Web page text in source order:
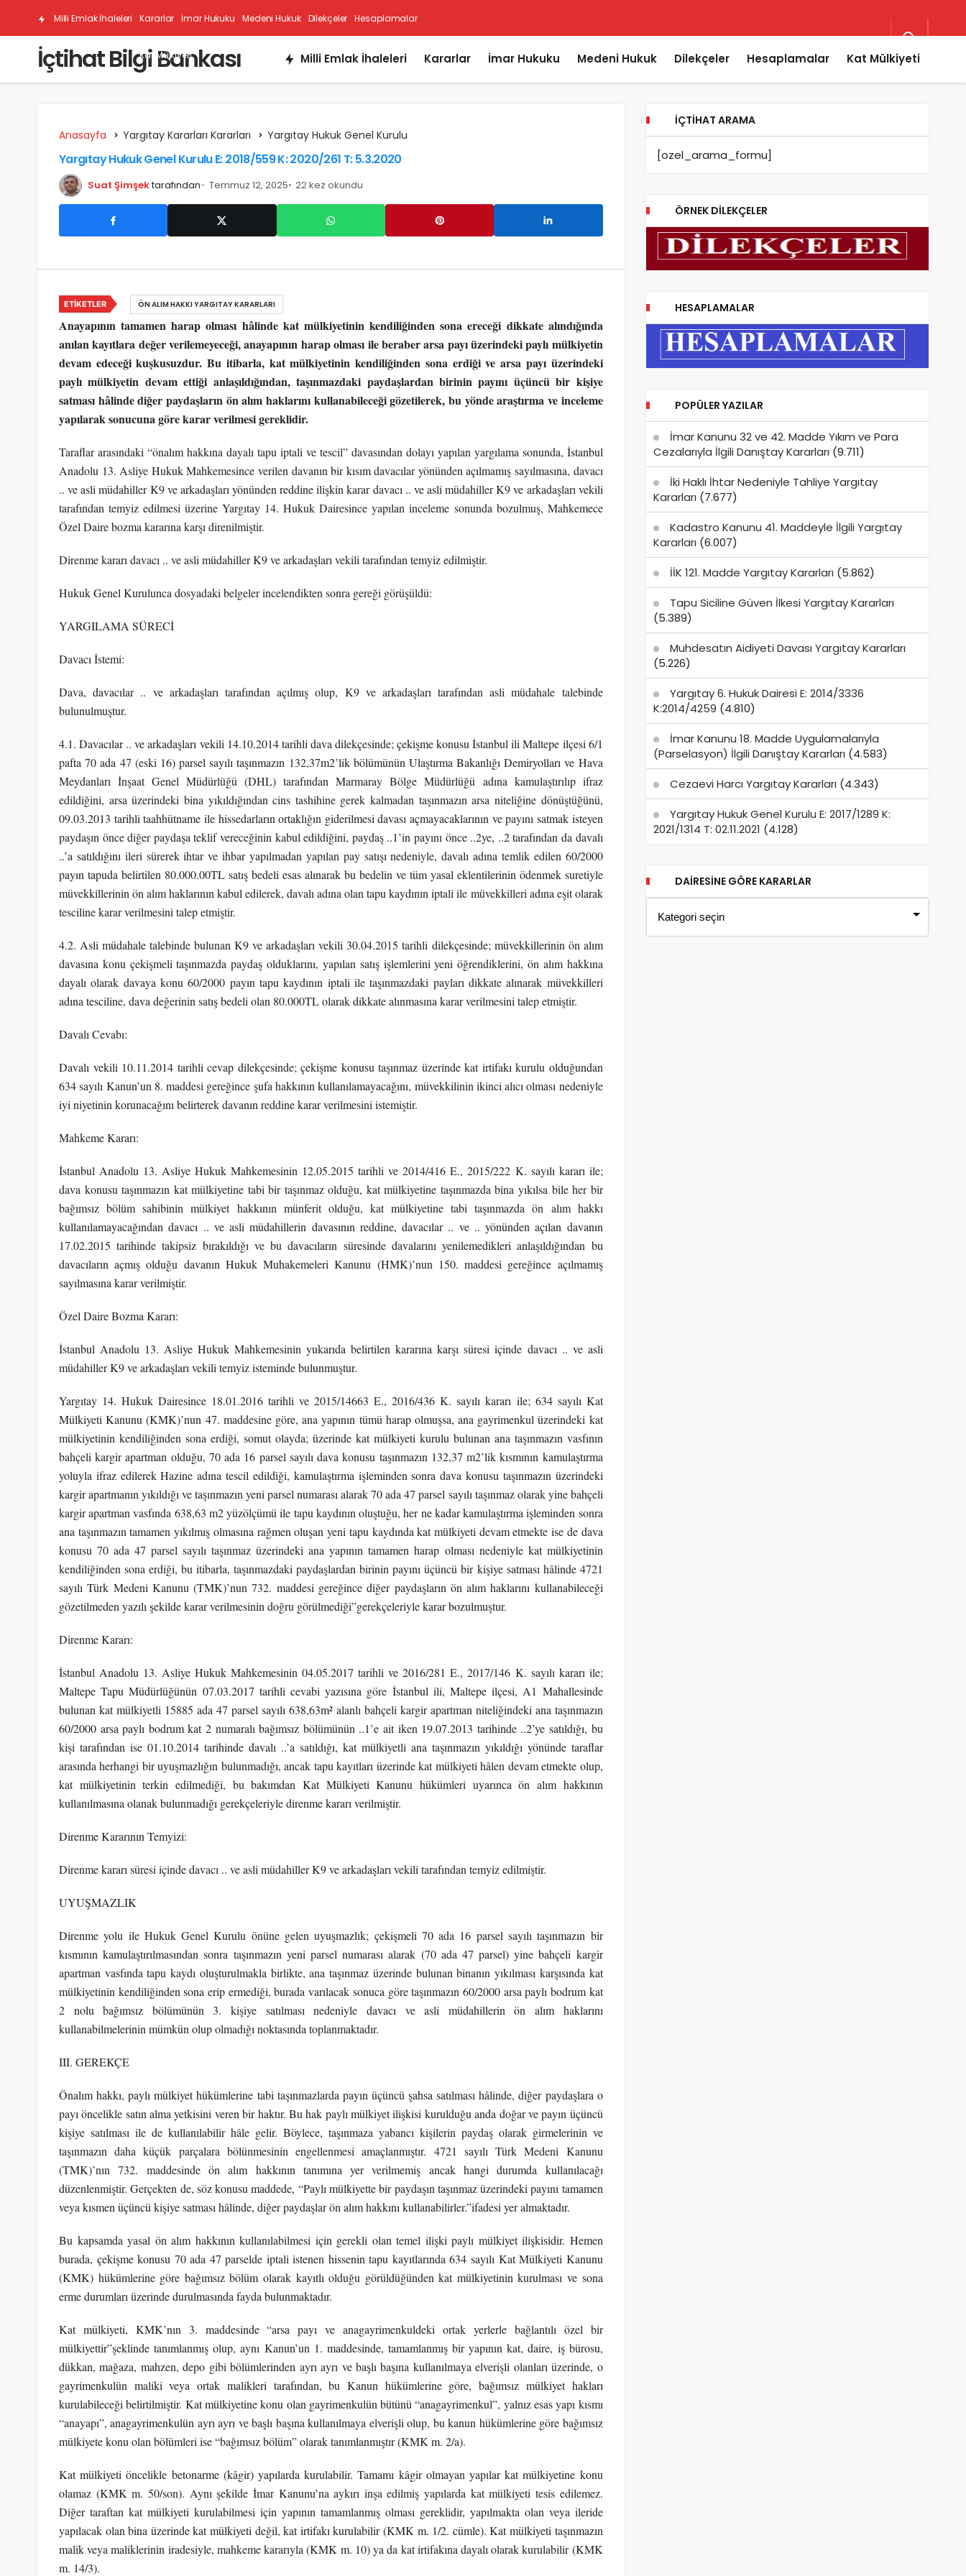
Milli Emlak İhaleleri Kararlar İmar Hukuku Medeni Hukuk Dilekçeler Hesaplamalar
Kat Mülkiyeti
İçtihat Bilgi Bankası Milli Emlak İhaleleri Kararlar İmar Hukuku Medeni Hukuk Dilekçeler Hesaplamalar Kat Mülkiyeti
Anasayfa Yargıtay Kararları Kararları Yargıtay Hukuk Genel Kurulu
Yargıtay Hukuk Genel Kurulu E: 2018/559 K: 2020/261 T: 5.3.2020
Suat Şimşektarafından Temmuz 12, 2025 22 kez okundu
Anayapının tamamen harap olması hâlinde kat mülkiyetinin kendiliğinden sona ereceği dikkate alındığında
anılan kayıtlara değer verilemeyeceği, anayapının harap olması ile beraber arsa payı üzerindeki paylı mülkiyetin
devam edeceği kuşkusuzdur.Bu itibarla, kat mülkiyetinin kendiliğinden sona erdiği ve arsa payı üzerindeki
paylı mülkiyetin devam ettiği anlaşıldığından, taşınmazdaki paydaşlardan birinin payını üçüncü bir kişiye
satması hâlinde diğer paydaşların ön alım haklarını kullanabileceği gözetilerek, bu yönde araştırma ve inceleme
yapılarak sonucuna göre karar verilmesi gereklidir.
Taraflar arasındaki “önalım hakkına dayalı tapu iptali ve tescil” davasından dolayı yapılan yargılama sonunda, İstanbul
Anadolu 13. Asliye Hukuk Mahkemesince verilen davanın bir kısım davacılar yönünden açılmamış sayılmasına, davacı
.. ve asli müdahiller K9 ve arkadaşları yönünden reddine ilişkin karar davacı .. ve asli müdahiller K9 ve arkadaşları vekili
tarafından temyiz edilmesi üzerine Yargıtay 14. Hukuk Dairesince yapılan inceleme sonunda bozulmuş, Mahkemece
Özel Daire bozma kararına karşı direnilmiştir.
Direnme kararı davacı .. ve asli müdahiller K9 ve arkadaşları vekili tarafından temyiz edilmiştir.
Hukuk Genel Kurulunca dosyadaki belgeler incelendikten sonra gereği görüşüldü:
YARGILAMA SÜRECİ
Davacı İstemi:
Dava, davacılar .. ve arkadaşları tarafından açılmış olup, K9 ve arkadaşları tarafından asli müdahale talebinde
bulunulmuştur.
4.1. Davacılar .. ve arkadaşları vekili 14.10.2014 tarihli dava dilekçesinde; çekişme konusu İstanbul ili Maltepe ilçesi 6/1
pafta 70 ada 47 (eski 16) parsel sayılı taşınmazın 132,37m2’lik bölümünün Ulaştırma Bakanlığı Demiryolları ve Hava
Meydanları İnşaat Genel Müdürlüğü (DHL) tarafından Marmaray Bölge Müdürlüğü adına kamulaştırılıp ifraz
edildiğini, arsa üzerindeki bina yıkıldığından cins tashihine gerek kalmadan taşınmazın arsa niteliğine dönüştüğünü,
09.03.2013 tarihli taahhütname ile hissedarların ortaklığın giderilmesi davası açmayacaklarının ve payını satmak isteyen
paydaşın önce diğer paydaşa teklif vereceğinin kabul edildiğini, paydaş ..1’in payını önce ..2ye, ..2 tarafından da davalı
..’a satıldığını ileri sürerek ihtar ve ihbar yapılmadan yapılan pay satışı nedeniyle, davalı adına temlik edilen 60/2000
payın tapuda belirtilen 80.000.00TL satış bedeli esas alınarak bu bedelin ve tüm yasal eklentilerinin ödenmek suretiyle
müvekkillerinin ön alım haklarının kabul edilerek, davalı adına olan tapu kaydının iptali ile müvekkilleri adına eşit olarak
tesciline karar verilmesini talep etmiştir.
4.2. Asli müdahale talebinde bulunan K9 ve arkadaşları vekili 30.04.2015 tarihli dilekçesinde; müvekkillerinin ön alım
davasına konu çekişmeli taşınmazda paydaş olduklarını, yapılan satış işlemlerini yeni öğrendiklerini, ön alım hakkına
dayalı olarak davaya konu 60/2000 payın tapu kaydının iptali ile taşınmazdaki payları dikkate alınarak müvekkilleri
adına tesciline, dava değerinin satış bedeli olan 80.000TL olarak dikkate alınmasına karar verilmesini talep etmiştir.
Davalı Cevabı:
Davalı vekili 10.11.2014 tarihli cevap dilekçesinde; çekişme konusu taşınmaz üzerinde kat irtifakı kurulu olduğundan
634 sayılı Kanun’un 8. maddesi gereğince şufa hakkının kullanılamayacağını, müvekkilinin ikinci alıcı olması nedeniyle
iyi niyetinin korunacağını belirterek davanın reddine karar verilmesini istemiştir.
Mahkeme Kararı:
İstanbul Anadolu 13. Asliye Hukuk Mahkemesinin 12.05.2015 tarihli ve 2014/416 E., 2015/222 K. sayılı kararı ile;
dava konusu taşınmazın kat mülkiyetine tabi bir taşınmaz olduğu, kat mülkiyetine taşınmazda bina yıkılsa bile her bir
bağımsız bölüm sahibinin mülkiyet hakkının münferit olduğu, kat mülkiyetine tabi taşınmazda ön alım hakkı
kullanılamayacağından davacı .. ve asli müdahillerin davasının reddine, davacılar .. ve .. yönünden açılan davanın
17.02.2015 tarihinde takipsiz bırakıldığı ve bu davacıların süresinde davalarını yenilemedikleri anlaşıldığından bu
davacıların açmış olduğu davanın Hukuk Muhakemeleri Kanunu (HMK)’nun 150. maddesi gereğince açılmamış
sayılmasına karar verilmiştir.
Özel Daire Bozma Kararı:
İstanbul Anadolu 13. Asliye Hukuk Mahkemesinin yukarıda belirtilen kararına karşı süresi içinde davacı .. ve asli
müdahiller K9 ve arkadaşları vekili temyiz isteminde bulunmuştur.
Yargıtay 14. Hukuk Dairesince 18.01.2016 tarihli ve 2015/14663 E., 2016/436 K. sayılı kararı ile; 634 sayılı Kat
Mülkiyeti Kanunu (KMK)’nun 47. maddesine göre, ana yapının tümü harap olmuşsa, ana gayrimenkul üzerindeki kat
mülkiyetinin kendiliğinden sona erdiği, somut olayda; üzerinde kat mülkiyeti kurulu bulunan ana taşınmazın vasfının
bahçeli kargir apartman olduğu, 70 ada 16 parsel sayılı dava konusu taşınmazın 132,37 m2’lik kısmının kamulaştırma
yoluyla ifraz edilerek Hazine adına tescil edildiği, kamulaştırma işleminden sonra dava konusu taşınmazın üzerindeki
kargir apartmanın yıkıldığı ve taşınmazın yeni parsel numarası alarak 70 ada 47 parsel sayılı taşınmaz olarak yine bahçeli
kargir apartman vasfında 638,63 m2 yüzölçümü ile tapu kaydının oluştuğu, her ne kadar kamulaştırma işleminden sonra
ana taşınmazın tamamen yıkılmış olmasına rağmen oluşan yeni tapu kaydında kat mülkiyeti devam etmekte ise de dava
konusu 70 ada 47 parsel sayılı taşınmaz üzerindeki ana yapının tamamen harap olması nedeniyle kat mülkiyetinin
kendiliğinden sona erdiği, bu itibarla, taşınmazdaki paydaşlardan birinin payını üçüncü bir kişiye satması hâlinde 4721
sayılı Türk Medeni Kanunu (TMK)’nun 732. maddesi gereğince diğer paydaşların ön alım haklarını kullanabileceği
gözetilmeden yazılı şekilde karar verilmesinin doğru görülmediği”gerekçeleriyle karar bozulmuştur.
Direnme Kararı:
İstanbul Anadolu 13. Asliye Hukuk Mahkemesinin 04.05.2017 tarihli ve 2016/281 E., 2017/146 K. sayılı kararı ile;
Maltepe Tapu Müdürlüğünün 07.03.2017 tarihli cevabi yazısına göre İstanbul ili, Maltepe ilçesi, A1 Mahallesinde
bulunan kat mülkiyetli 15885 ada 47 parsel sayılı 638,63m² alanlı bahçeli kargir apartman niteliğindeki ana taşınmazın
60/2000 arsa paylı bodrum kat 2 numaralı bağımsız bölümünün ..1’e ait iken 19.07.2013 tarihinde ..2’ye satıldığı, bu
kişi tarafından ise 01.10.2014 tarihinde davalı ..’a satıldığı, kat mülkiyetli ana taşınmazın yıkıldığı yönünde taraflar
arasında herhangi bir uyuşmazlığın bulunmadığı, ancak tapu kayıtları üzerinde kat mülkiyeti hâlen devam etmekte olup,
kat mülkiyetinin terkin edilmediği, bu bakımdan Kat Mülkiyeti Kanunu hükümleri uyarınca ön alım hakkının
kullanılmasına olanak bulunmadığı gerekçeleriyle direnme kararı verilmiştir.
Direnme Kararının Temyizi:
Direnme kararı süresi içinde davacı .. ve asli müdahiller K9 ve arkadaşları vekili tarafından temyiz edilmiştir.
UYUŞMAZLIK
Direnme yolu ile Hukuk Genel Kurulu önüne gelen uyuşmazlık; çekişmeli 70 ada 16 parsel sayılı taşınmazın bir
kısmının kamulaştırılmasından sonra taşınmazın yeni parsel numarası alarak (70 ada 47 parsel) yine bahçeli kargir
apartman vasfında tapu kaydı oluşturulmakla birlikte, ana taşınmaz üzerinde bulunan binanın yıkılması karşısında kat
mülkiyetinin kendiliğinden sona erip ermediği, burada varılacak sonuca göre taşınmazın 60/2000 arsa paylı bodrum kat
2 nolu bağımsız bölümünün 3. kişiye satılması nedeniyle davacı ve asli müdahillerin ön alım haklarını
kullanabilmelerinin mümkün olup olmadığı noktasında toplanmaktadır.
III. GEREKÇE
Önalım hakkı, paylı mülkiyet hükümlerine tabi taşınmazlarda payın üçüncü şahsa satılması hâlinde, diğer paydaşlara o
payı öncelikle satın alma yetkisini veren bir haktır. Bu hak paylı mülkiyet ilişkisi kurulduğu anda doğar ve payın üçüncü
kişiye satılması ile de kullanılabilir hâle gelir. Böylece, taşınmaza yabancı kişilerin paydaş olarak girmelerinin ve
taşınmazın daha küçük parçalara bölünmesinin engellenmesi amaçlanmıştır. 4721 sayılı Türk Medeni Kanunu
(TMK)’nın 732. maddesinde ön alım hakkının tanımına yer verilmemiş ancak hangi durumda kullanılacağı
düzenlenmiştir. Gerçekten de, söz konusu maddede, “Paylı mülkiyette bir paydaşın taşınmaz üzerindeki payını tamamen
veya kısmen üçüncü kişiye satması hâlinde, diğer paydaşlar ön alım hakkını kullanabilirler.”ifadesi yer almaktadır.
Bu kapsamda yasal ön alım hakkının kullanılabilmesi için gerekli olan temel ilişki paylı mülkiyet ilişkisidir. Hemen
burada, çekişme konusu 70 ada 47 parselde iptali istenen hissenin tapu kayıtlarında 634 sayılı Kat Mülkiyeti Kanunu
(KMK) hükümlerine göre bağımsız bölüm olarak kayıtlı olduğu görüldüğünden kat mülkiyetinin kurulması ve sona
erme durumları üzerinde durulmasında fayda bulunmaktadır.
Kat mülkiyeti, KMK’nın 3. maddesinde “arsa payı ve anagayrimenkuldeki ortak yerlerle bağlantılı özel bir
mülkiyettir”şeklinde tanımlanmış olup, aynı Kanun’un 1. maddesinde, tamamlanmış bir yapının kat, daire, iş bürosu,
dükkan, mağaza, mahzen, depo gibi bölümlerinden ayrı ayrı ve başlı başına kullanılmaya elverişli olanları üzerinde, o
gayrimenkulün maliki veya ortak malikleri tarafından, bu Kanun hükümlerine göre, bağımsız mülkiyet hakları
kurulabileceği belirtilmiştir. Kat mülkiyetine konu olan gayrimenkulün bütünü “anagayrimenkul”, yalnız esas yapı kısmı
“anayapı”, anagayrimenkulün ayrı ayrı ve başlı başına kullanılmaya elverişli olup, bu kanun hükümlerine göre bağımsız
mülkiyete konu olan bölümleri ise “bağımsız bölüm” olarak tanımlanmıştır (KMK m. 2/a).
Kat mülkiyeti öncelikle betonarme (kâgir) yapılarda kurulabilir. Tamamı kâgir olmayan yapılar kat mülkiyetine konu
olamaz (KMK m. 50/son). Aynı şekilde İmar Kanunu’na aykırı inşa edilmiş yapılarda kat mülkiyeti tesis edilemez.
Diğer taraftan kat mülkiyeti kurulabilmesi için yapının tamamlanmış olması gereklidir, yapılmakta olan veya ileride
yapılacak olan bina üzerinde kat mülkiyeti değil, kat irtifakı kurulabilir (KMK m. 1/2. cümle). Kat mülkiyeti taşınmazın
malik veya maliklerinin iradesiyle, mahkeme kararıyla (KMK m. 10) ya da kat irtifakına dayalı olarak kurulabilir (KMK
m. 14/3).
ETIKETLER ÖN ALIM HAKKI YARGITAY KARARLARI
İÇTIHAT ARAMA
[ozel_arama_formu]
ÖRNEK DILEKÇELER
HESAPLAMALAR
POPÜLER YAZILAR
İmar Kanunu 32 ve 42. Madde Yıkım ve Para
Cezalarıyla İlgili Danıştay Kararları (9.711)
İki Haklı İhtar Nedeniyle Tahliye Yargıtay
Kararları (7.677)
Kadastro Kanunu 41. Maddeyle İlgili Yargıtay
Kararları (6.007)
İİK 121. Madde Yargıtay Kararları (5.862)
Tapu Siciline Güven İlkesi Yargıtay Kararları
(5.389)
Muhdesatın Aidiyeti Davası Yargıtay Kararları
(5.226)
Yargıtay 6. Hukuk Dairesi E: 2014/3336
K:2014/4259 (4.810)
İmar Kanunu 18. Madde Uygulamalarıyla
(Parselasyon) İlgili Danıştay Kararları (4.583)
Cezaevi Harcı Yargıtay Kararları (4.343)
Yargıtay Hukuk Genel Kurulu E: 2017/1289 K:
2021/1314 T: 02.11.2021 (4.128)
DAIRESINE GÖRE KARARLAR